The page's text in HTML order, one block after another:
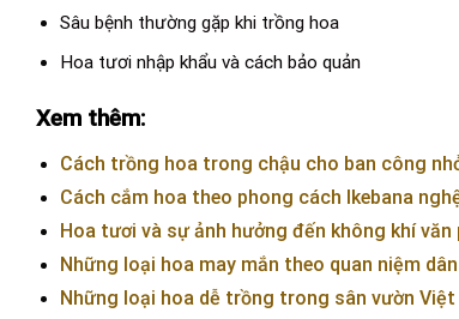
Sâu bệnh thường gặp khi trồng hoa
Hoa tươi nhập khẩu và cách bảo quản
Xem thêm:
Cách trồng hoa trong chậu cho ban công
Cách cắm hoa theo phong cách Ikebana
Hoa tươi và sự ảnh hưởng đến không khí văn
Những loại hoa may mắn theo quan niệm
Những loại hoa dễ trồng trong sân vườn Việt